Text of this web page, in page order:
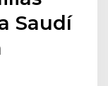
Saudí